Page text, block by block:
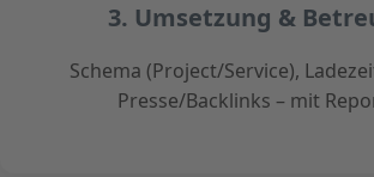
3. Umsetzung &
Schema (Project/Service),
Presse/Backlinks – mit